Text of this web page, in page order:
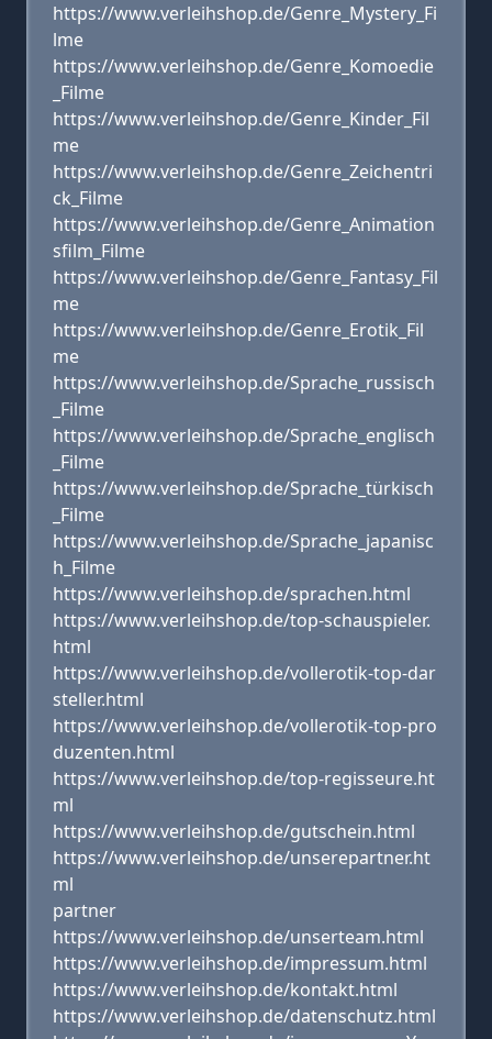
https://www.verleihshop.de/Genre_Mystery_Fi
lme
https://www.verleihshop.de/Genre_Komoedie
_Filme
https://www.verleihshop.de/Genre_Kinder_Fil
me
https://www.verleihshop.de/Genre_Zeichentri
ck_Filme
https://www.verleihshop.de/Genre_Animation
sfilm_Filme
https://www.verleihshop.de/Genre_Fantasy_Fil
me
https://www.verleihshop.de/Genre_Erotik_Fil
me
https://www.verleihshop.de/Sprache_russisch
_Filme
https://www.verleihshop.de/Sprache_englisch
_Filme
https://www.verleihshop.de/Sprache_türkisch
_Filme
https://www.verleihshop.de/Sprache_japanisc
h_Filme
https://www.verleihshop.de/sprachen.html
https://www.verleihshop.de/top-schauspieler.
html
https://www.verleihshop.de/vollerotik-top-dar
steller.html
https://www.verleihshop.de/vollerotik-top-pro
duzenten.html
https://www.verleihshop.de/top-regisseure.ht
ml
https://www.verleihshop.de/gutschein.html
https://www.verleihshop.de/unserepartner.ht
ml
partner
https://www.verleihshop.de/unserteam.html
https://www.verleihshop.de/impressum.html
https://www.verleihshop.de/kontakt.html
https://www.verleihshop.de/datenschutz.html